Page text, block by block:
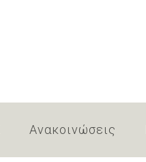
Ανακοινώσεις